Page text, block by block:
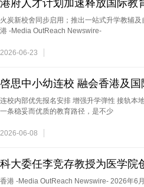
港府人才计划加速释放国际教
火炭新校舍同步启用；推出一站式升学教辅
港 -Media OutReach Newswire-
2026-06-23
啓思中小幼连校 融会香港及
连校内部优先报名安排 增强升学弹性 接轨本
一条稳妥而优质的教育路径，是不少
2026-06-08
科大委任李竞存教授为医学院
香港 -Media OutReach Newswire- 2026年6